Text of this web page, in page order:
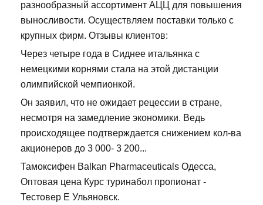
разнообразный ассортимент АЦЦ для повышения
выносливости. Осуществляем поставки только с
крупных фирм. Отзывы клиентов:
Через четыре года в Сиднее итальянка с
немецкими корнями стала на этой дистанции
олимпийской чемпионкой.
Он заявил, что не ожидает рецессии в стране,
несмотря на замедление экономики. Ведь
происходящее подтверждается снижением кол-ва
акционеров до 3 000- 3 200...
Тамоксифен Balkan Pharmaceuticals Одесса,
Оптовая цена Курс туринабол пропионат -
Тестовер Е Ульяновск.